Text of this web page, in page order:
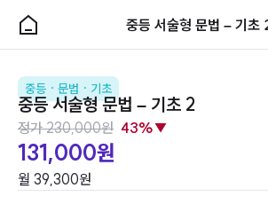
중
등
술
형
문
법
–
기
중등 서술형 문법 – 기초
로그인을 해주세요.
지금 바로 나만의 AI 코치를 경험해보세요!
학습상품
중등 · 문법 · 기초
중등 서술형 문법 – 기초 2
정가 230,000원 43%▼
131,000원
월 39,300원